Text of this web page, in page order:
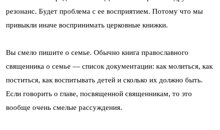
резонанс. Будет проблема с ее восприятием. Потому что мы
привыкли иначе воспринимать церковные книжки.
Вы смело пишите о семье. Обычно книга православного
священника о семье — список документации: как молиться, как
поститься, как воспитывать детей и сколько их должно быть.
Если говорить о главе, посвященной священникам, то это
вообще очень смелые рассуждения.